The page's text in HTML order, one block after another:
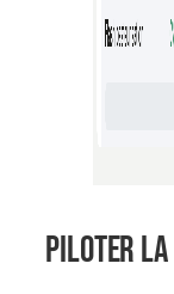
Piloter la